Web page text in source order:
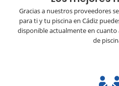
Gracias a nuestros proveedores
para ti y tu piscina en Cádiz
disponible actualmente en
de